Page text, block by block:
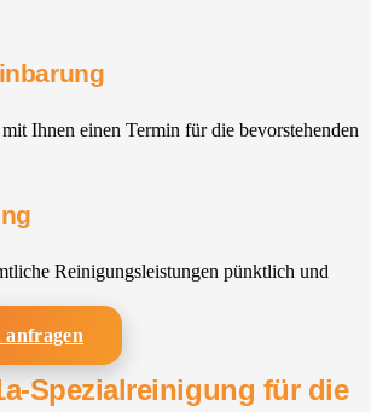
Ihnen einen Termin für die bevorstehenden
Reinigungsleistungen pünktlich und
Spezialreinigung für die